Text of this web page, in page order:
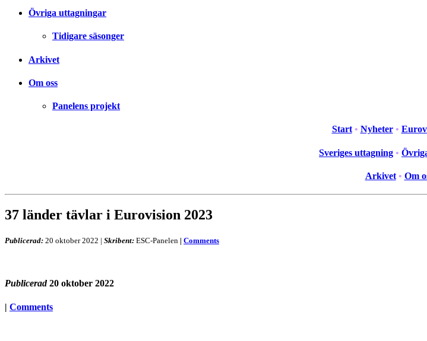
Övriga uttagningar
Tidigare säsonger
Arkivet
Om oss
Panelens projekt
Start • Nyheter •
Sveriges uttagning •
Arkivet • Om
37 länder tävlar i Eurovision 2023
Publicerad: 20 oktober 2022 | Skribent: ESC-Panelen | Comments
Publicerad 20 oktober 2022
| Comments